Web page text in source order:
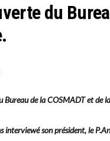
du
Bureau de la COSMADT et de
interviewé son président, le